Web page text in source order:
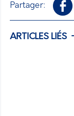
Partager:
ARTICLES LIÉS